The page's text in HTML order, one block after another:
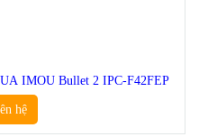
IMOU Bullet 2 IPC-F42FEP
hệ